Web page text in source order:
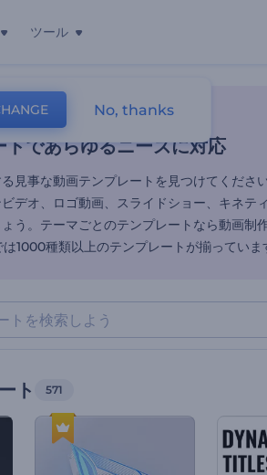
ツール
トであらゆるニ
トであらゆるニーズに対応
見事な動画テンプレートを見つけてくださ
デオ、ロゴ動画、スライドショー、キネテ
う。テーマごとのテンプレートなら動画制
種類以上のテンプレートが揃っていま
ト 571
No, thanks